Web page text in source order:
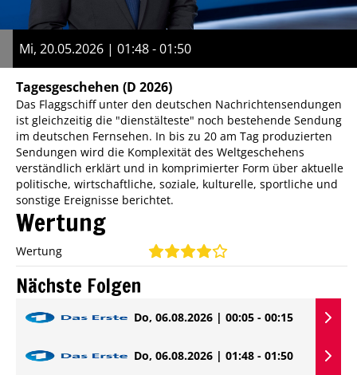
Mi, 20.05.2026 | 01:48 - 01:50
Tagesgeschehen (D 2026)
Das Flaggschiff unter den deutschen Nachrichtensendungen
ist gleichzeitig die "dienstälteste" noch bestehende Sendung
im deutschen Fernsehen. In bis zu 20 am Tag produzierten
Sendungen wird die Komplexität des Weltgeschehens
verständlich erklärt und in komprimierter Form über aktuelle
politische, wirtschaftliche, soziale, kulturelle, sportliche und
sonstige Ereignisse berichtet.
Wertung
Wertung
Nächste Folgen
Do, 06.08.2026 | 00:05 - 00:15
Do, 06.08.2026 | 01:48 - 01:50